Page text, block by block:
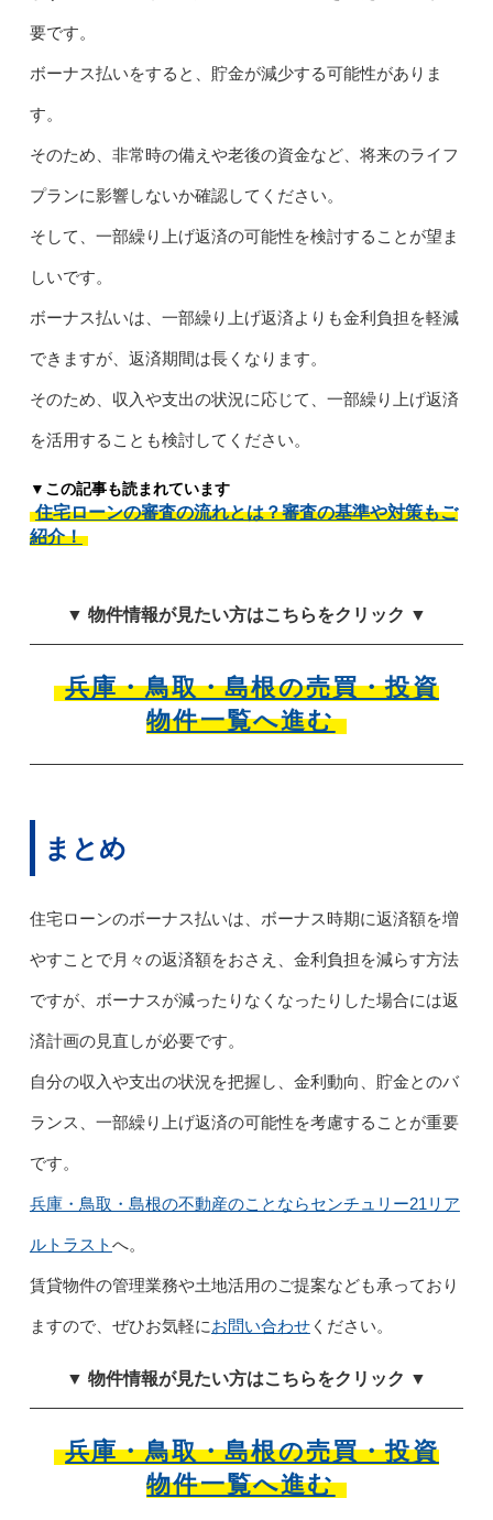
要です。
ボーナス払いをすると、貯金が減少する可能性がありま
す。
そのため、非常時の備えや老後の資金など、将来のライフ
プランに影響しないか確認してください。
そして、一部繰り上げ返済の可能性を検討することが望ま
しいです。
ボーナス払いは、一部繰り上げ返済よりも金利負担を軽減
できますが、返済期間は長くなります。
そのため、収入や支出の状況に応じて、一部繰り上げ返済
を活用することも検討してください。
▼この記事も読まれています
住宅ローンの審査の流れとは？審査の基準や対策もご
紹介！
▼ 物件情報が見たい方はこちらをクリック ▼
兵庫・鳥取・島根の売買・投資
物件一覧へ進む
まとめ
住宅ローンのボーナス払いは、ボーナス時期に返済額を増
やすことで月々の返済額をおさえ、金利負担を減らす方法
ですが、ボーナスが減ったりなくなったりした場合には返
済計画の見直しが必要です。
自分の収入や支出の状況を把握し、金利動向、貯金とのバ
ランス、一部繰り上げ返済の可能性を考慮することが重要
です。
兵庫・鳥取・島根の不動産のことならセンチュリー21リア
ルトラストへ。
賃貸物件の管理業務や土地活用のご提案なども承っており
ますので、ぜひお気軽にお問い合わせください。
▼ 物件情報が見たい方はこちらをクリック ▼
兵庫・鳥取・島根の売買・投資
物件一覧へ進む